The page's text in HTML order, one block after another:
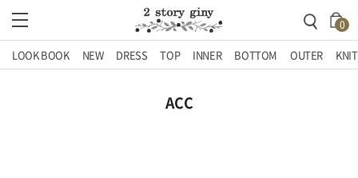
0
LOOK BOOK NEW DRESS TOP INNER BOTTOM OUTER KNIT
ACC